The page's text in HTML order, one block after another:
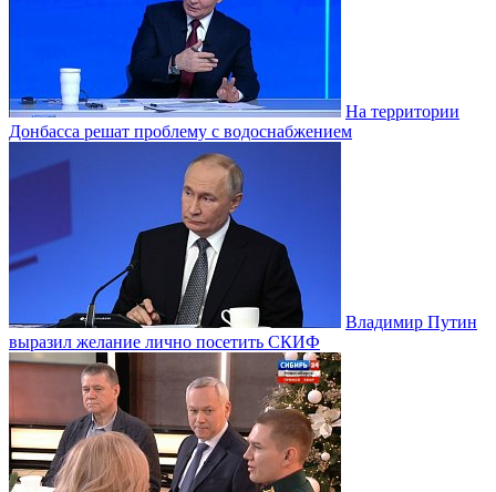
На территории
Донбасса решат проблему с водоснабжением
Владимир Путин
выразил желание лично посетить СКИФ